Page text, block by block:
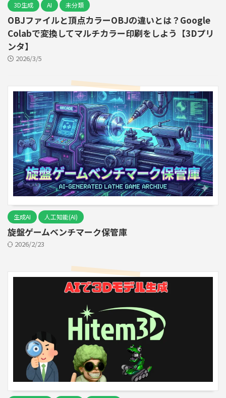
3D生成 AI 未分類
OBJファイルと頂点カラーOBJの違いとは？Google
Colabで変換してマルチカラー印刷をしよう【3Dプリ
ンタ】
2026/3/5
生成AI 人工知能(AI)
旋盤ゲームベンチマーク保管庫
2026/2/23